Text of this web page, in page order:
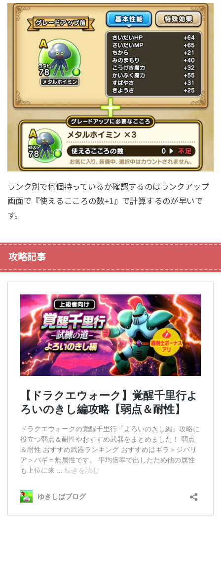
ランク別で何個持っているか確認するのはランクアップ
画面で『使えるこころの数+1』で計算するのが早いで
す。
攻略記事